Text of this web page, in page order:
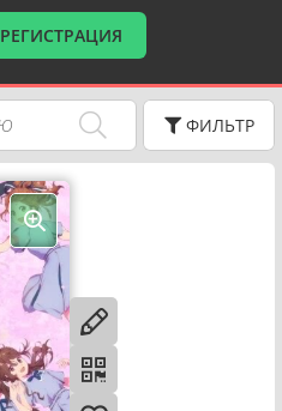
РЕГИСТРАЦИЯ
ФИЛЬТР